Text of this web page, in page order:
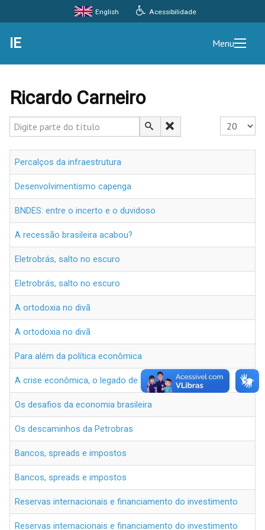
Acessibilidade
English
IE Menu
Ricardo Carneiro
Digite parte do título Exibir #
Percalços da infraestrutura
Desenvolvimentismo capenga
BNDES: entre o incerto e o duvidoso
A recessão brasileira acabou?
Eletrobrás, salto no escuro
Eletrobrás, salto no escuro
A ortodoxia no divã
A ortodoxia no divã
Para além da política econômica
A crise econômica, o legado de Temer e a eleição
Os desafios da economia brasileira
Os descaminhos da Petrobras
Bancos, spreads e impostos
Bancos, spreads e impostos
Reservas internacionais e financiamento do investimento
Reservas internacionais e financiamento do investimento